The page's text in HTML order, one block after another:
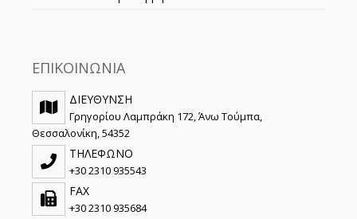
ΕΠΙΚΟΙΝΩΝΙΑ
ΔΙΕΥΘΥΝΣΗ
Γρηγορίου Λαμπράκη 172, Άνω Τούμπα,
Θεσσαλονίκη, 54352
ΤΗΛΕΦΩΝΟ
+30 2310 935543
FAX
+30 2310 935684